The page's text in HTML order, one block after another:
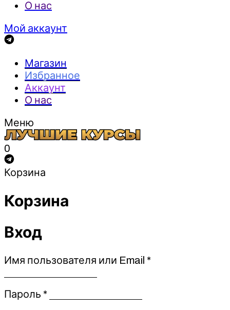
О нас
Мой аккаунт
Магазин
Избранное
Аккаунт
О нас
Меню
0
Корзина
Корзина
Вход
Имя пользователя или Email *Обязательно
Пароль *Обязательно